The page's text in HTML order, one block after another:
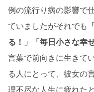
例の流行り病の影響で
ていましたがそれでも
る！」「毎日小さな幸
言葉で前向きに生きて
る人にとって、彼女の
理不尽な人生に疲れた